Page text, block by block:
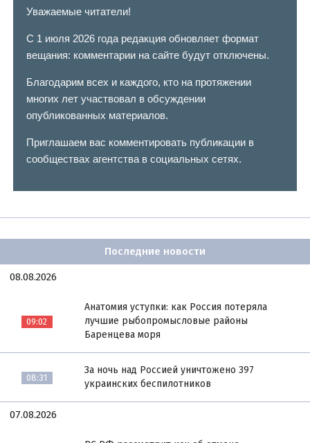
Уважаемые читатели!
С 1 июля 2026 года редакция обновляет формат
вещания: комментарии на сайте будут отключены.
Благодарим всех и каждого, кто на протяжении
многих лет участвовал в обсуждении
опубликованных материалов.
Приглашаем вас комментировать публикации в
сообществах агентства в социальных сетях.
Последние новости
08.08.2026
09:02
Анатомия уступки: как Россия потеряла
лучшие рыбопромысловые районы
Баренцева моря
08:31
За ночь над Россией уничтожено 397
украинских беспилотников
07.08.2026